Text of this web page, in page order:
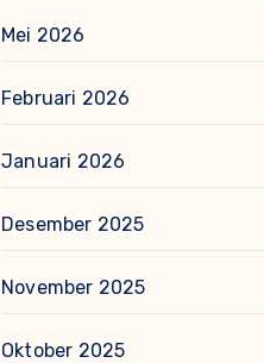
Mei 2026
Februari 2026
Januari 2026
Desember 2025
November 2025
Oktober 2025